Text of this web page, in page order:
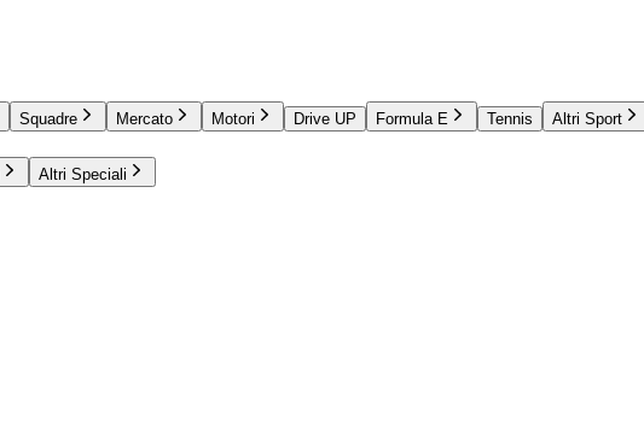
Squadre Mercato Motori Drive UP Formula E Tennis Altri Sport
Altri Speciali